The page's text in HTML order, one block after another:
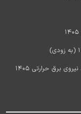
آخرین اخبار استخدام شرکت مادر تخصصی تولید نیروی برق حرارتی 1405